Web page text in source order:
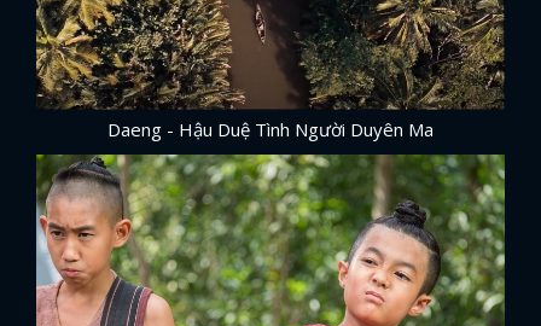
Daeng - Hậu Duệ Tình Người Duyên Ma